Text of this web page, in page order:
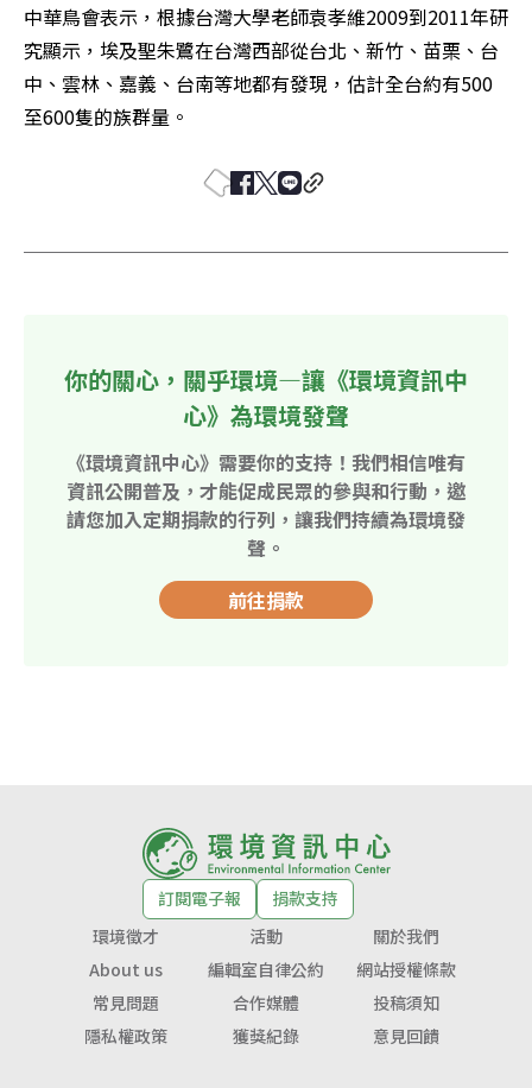
中華鳥會表示，根據台灣大學老師袁孝維2009到2011年研
究顯示，埃及聖朱鷺在台灣西部從台北、新竹、苗栗、台
中、雲林、嘉義、台南等地都有發現，估計全台約有500
至600隻的族群量。
你的關心，關乎環境—讓《環境資訊中
心》為環境發聲
《環境資訊中心》需要你的支持！我們相信唯有
資訊公開普及，才能促成民眾的參與和行動，邀
請您加入定期捐款的行列，讓我們持續為環境發
聲。
前往捐款
訂閱電子報
捐款支持
環境徵才
活動
關於我們
About us
編輯室自律公約
網站授權條款
常見問題
合作媒體
投稿須知
隱私權政策
獲獎紀錄 意見回饋